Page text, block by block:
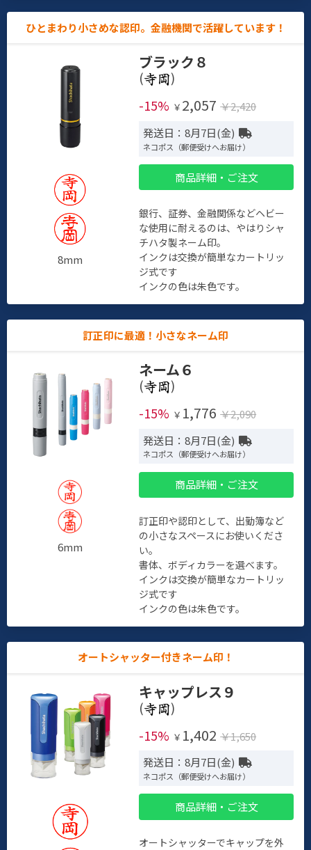
ひとまわり小さめな認印。金融機関で活躍しています！
8mm
ブラック８
(
)
-15% ￥ 2,057 ￥2,420
発送日：8月7日(金)
ネコポス（郵便受けへお届け）
商品詳細・ご注文
銀行、証券、金融関係などヘビー
な使用に耐えるのは、やはりシャ
チハタ製ネーム印。
インクは交換が簡単なカートリッ
ジ式です
インクの色は朱色です。
訂正印に最適！小さなネーム印
6mm
ネーム６
(
)
-15% ￥ 1,776 ￥2,090
発送日：8月7日(金)
ネコポス（郵便受けへお届け）
商品詳細・ご注文
訂正印や認印として、出勤簿など
の小さなスペースにお使いくださ
い。
書体、ボディカラーを選べます。
インクは交換が簡単なカートリッ
ジ式です
インクの色は朱色です。
オートシャッター付きネーム印！
キャップレス９
(
)
-15% ￥ 1,402 ￥1,650
発送日：8月7日(金)
ネコポス（郵便受けへお届け）
商品詳細・ご注文
オートシャッターでキャップを外